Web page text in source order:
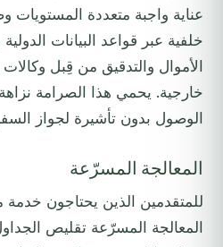
عناية واجبة متعددة
خلفية عبر قواعد البيانات
الأموال والتدقيق من قِبل
خارجية. يحمي هذا الصرامة نزاهة
الوصول بدون تأشيرة لجواز
المعالجة المسرّعة
للمتقدمين الذين يحتاجون خدمة